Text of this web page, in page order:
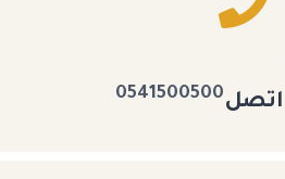
اتصل0541500500